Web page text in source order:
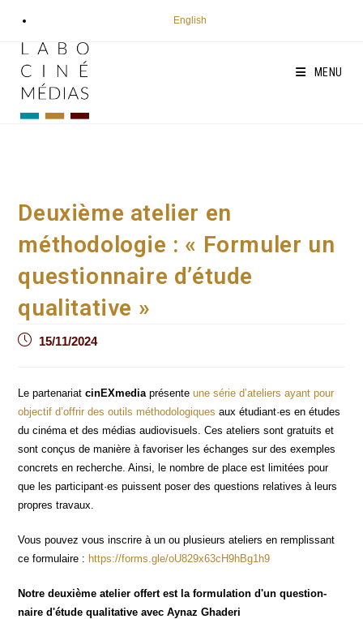
contenu
English
MENU
Deuxième atelier en
méthodologie : « Formuler un
questionnaire d’étude
qualitative »
Post15/11/2024
Le par­te­na­riatcinEX­me­diapré­senteune série d’ateliers ayant pour
objec­tif d’offrir des outils métho­do­lo­giques aux étudiant·es en études
du ciné­ma et des médias audio­vi­suels. Ces ate­liers sont gra­tuits et
sont conçus de manière à favo­ri­ser les échanges sur des exemples
concrets en recherche. Ain­si, le nombre de place est limi­tées pour
que les participant·es puissent poser des ques­tions rela­tives à leurs
propres travaux.
Vous pou­vez vous ins­crire à un ou plu­sieurs ate­liers en rem­plis­sant
ce for­mu­laire : https://forms.gle/oU829x63cH9hBg1h9
Notre deuxième ate­lier offert est la for­mu­la­tion d'un ques­tion­
naire d'étude qua­li­ta­tive avec Aynaz Ghaderi